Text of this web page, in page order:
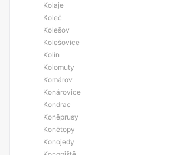
Kolaje
Koleč
Kolešov
Kolešovice
Kolín
Kolomuty
Komárov
Konárovice
Kondrac
Koněprusy
Konětopy
Konojedy